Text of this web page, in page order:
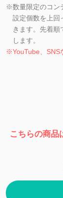
※数量限定のコン
設定個数を上回
きます。先着順
します。
※YouTube、SNS
こちらの商品